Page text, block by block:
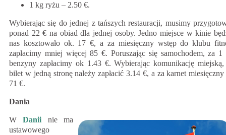
1 kg ryżu – 2.50 €.
Wybierając się do jednej z tańszych restauracji, musimy
ponad 22 € na obiad dla jednej osoby. Jedno miejsce w kinie
nas kosztowało ok. 17 €, a za miesięczny wstęp do klubu
zapłacimy mniej więcej 85 €. Poruszając się samochodem, za 1
benzyny zapłacimy ok 1.43 €. Wybierając komunikację miejską,
bilet w jedną stronę należy zapłacić 3.14 €, a za karnet
71 €.
Dania
WDanii nie ma
ustawowego